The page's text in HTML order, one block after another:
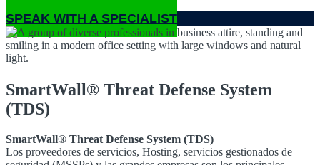
SPEAK WITH A SPECIALIST
SmartWall® Threat Defense System
(TDS)
SmartWall® Threat Defense System (TDS)
Los proveedores de servicios, Hosting, servicios gestionados de